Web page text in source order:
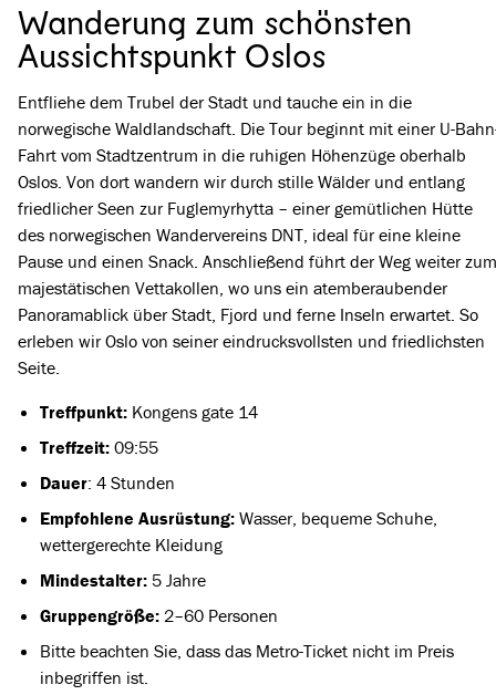
Wanderung zum schönsten
Aussichtspunkt Oslos
Entfliehe dem Trubel der Stadt und tauche ein in die
norwegische Waldlandschaft. Die Tour beginnt mit einer U-
Fahrt vom Stadtzentrum in die ruhigen Höhenzüge oberhalb
Oslos. Von dort wandern wir durch stille Wälder und entlang
friedlicher Seen zur Fuglemyrhytta – einer gemütlichen Hütte
des norwegischen Wandervereins DNT, ideal für eine kleine
Pause und einen Snack. Anschließend führt der Weg weiter zum
majestätischen Vettakollen, wo uns ein atemberaubender
Panoramablick über Stadt, Fjord und ferne Inseln erwartet. So
erleben wir Oslo von seiner eindrucksvollsten und friedlichsten
Seite.
Treffpunkt: Kongens gate 14
Treffzeit: 09:55
Dauer: 4 Stunden
Empfohlene Ausrüstung: Wasser, bequeme Schuhe,
wettergerechte Kleidung
Mindestalter: 5 Jahre
Gruppengröße: 2–60 Personen
Bitte beachten Sie, dass das Metro-Ticket nicht im Preis
inbegriffen ist.